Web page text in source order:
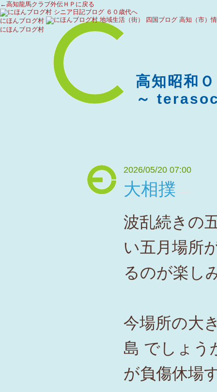
←高知龍馬クラブ外伝ＨＰに戻る
にほんブログ村
にほんブログ村
高知
～
大相撲 ―
2026/05/20 07:00
波乱続きの
い五月場所
るのが楽し
今場所の大
島 でしょう
が負傷休場